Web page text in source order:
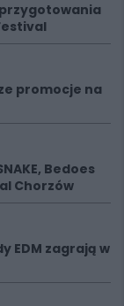
promocje na
Bedoes
Chorzów
EDM zagrają w